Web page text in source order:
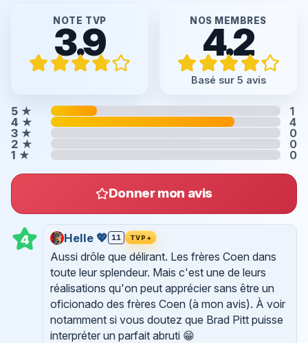
NOTE TVP
3.9 NOS MEMBRES
4.2
Basé sur 5 avis
5 ★
1
4 ★
4
3 ★
0
2 ★
0
1 ★ 0
Donner mon avis
4 Helle 💖 11 TVP+
Aussi drôle que délirant. Les frères Coen dans
toute leur splendeur. Mais c'est une de leurs
réalisations qu'on peut apprécier sans être un
oficionado des frères Coen (à mon avis). À voir
notamment si vous doutez que Brad Pitt puisse
interpréter un parfait abruti 😁